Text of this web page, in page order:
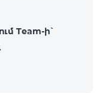
Team-ի՝